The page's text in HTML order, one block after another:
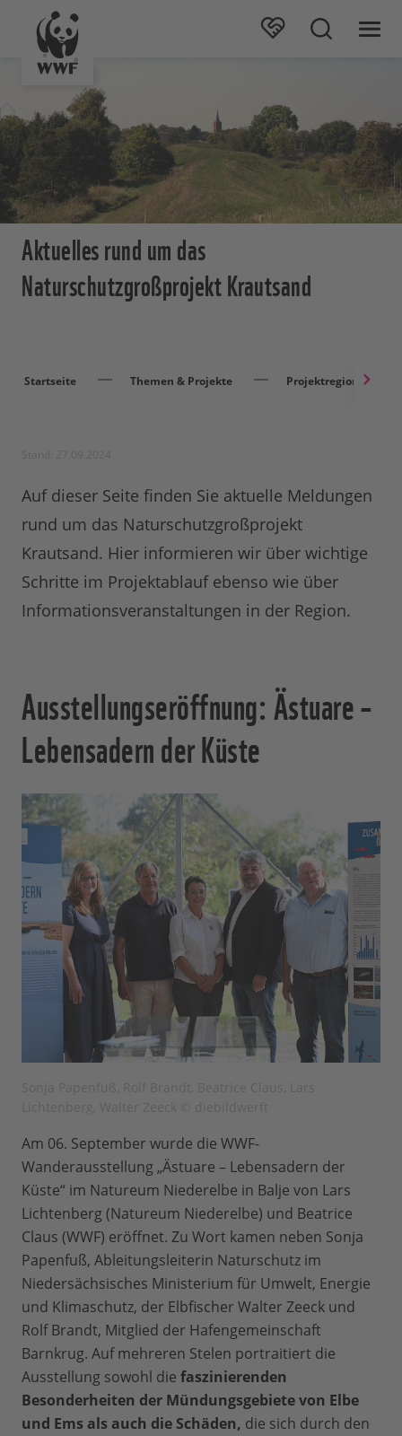
Aktuelles rund um das
Naturschutzgroßprojekt Krautsand
Startseite Themen & Projekte Projektregionen
Auf dieser Seite finden Sie aktuelle Meldungen
rund um das Naturschutzgroßprojekt
Krautsand. Hier informieren wir über wichtige
Schritte im Projektablauf ebenso wie über
Informationsveranstaltungen in der Region.
Ausstellungseröffnung: Ästuare –
Lebensadern der Küste
Am 06. September wurde die WWF-
Wanderausstellung „Ästuare – Lebensadern der
Küste“ im Natureum Niederelbe in Balje von Lars
Lichtenberg (Natureum Niederelbe) und Beatrice
Claus (WWF) eröffnet. Zu Wort kamen neben Sonja
Papenfuß, Ableitungsleiterin Naturschutz im
Niedersächsisches Ministerium für Umwelt, Energie
und Klimaschutz, der Elbfischer Walter Zeeck und
Rolf Brandt, Mitglied der Hafengemeinschaft
Barnkrug. Auf mehreren Stelen portraitiert die
Ausstellung sowohl die faszinierenden
Besonderheiten der Mündungsgebiete von Elbe
und Ems als auch die Schäden, die sich durch den